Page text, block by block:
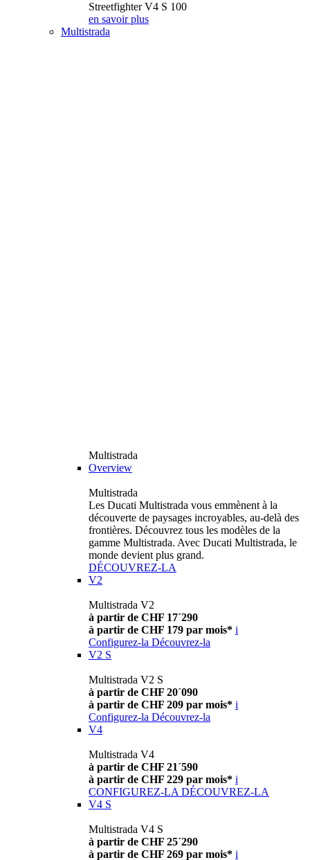
Streetfighter V4 S 100
en savoir plus
Multistrada
Multistrada
Overview
Multistrada
Les Ducati Multistrada vous emmènent à la
découverte de paysages incroyables, au-delà des
frontières. Découvrez tous les modèles de la
gamme Multistrada. Avec Ducati Multistrada, le
monde devient plus grand.
DÉCOUVREZ-LA
V2
Multistrada V2
à partir de CHF 17´290
à partir de CHF 179 par mois* i
Configurez-la Découvrez-la
V2 S
Multistrada V2 S
à partir de CHF 20´090
à partir de CHF 209 par mois* i
Configurez-la Découvrez-la
V4
Multistrada V4
à partir de CHF 21´590
à partir de CHF 229 par mois* i
CONFIGUREZ-LA DÉCOUVREZ-LA
V4 S
Multistrada V4 S
à partir de CHF 25´290
à partir de CHF 269 par mois* i